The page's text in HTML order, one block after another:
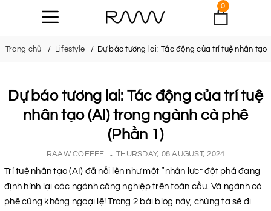
0
Trang chủ Lifestyle Dự báo tương lai: Tác động của trí tuệ nhân tạo
Dự báo tương lai: Tác động của trí tuệ
nhân tạo (AI) trong ngành cà phê
(Phần 1)
RAAW COFFEE THURSDAY, 08 AUGUST, 2024
Trí tuệ nhân tạo (AI) đã nổi lên như một “nhân lực” đột phá đang
định hình lại các ngành công nghiệp trên toàn cầu. Và ngành cà
phê cũng không ngoại lệ! Trong 2 bài blog này, chúng ta sẽ đi